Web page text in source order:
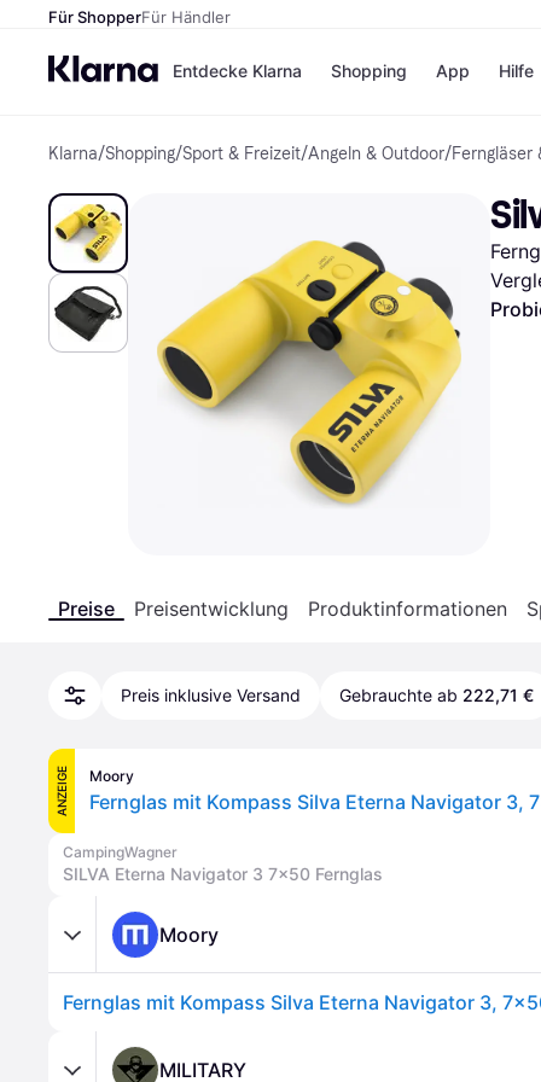
Für ShopperFür Händler
Entdecke Klarna
Zahlungsmethoden
Teilzahlungen
Bezahle in bis zu 30
Tagen
Ratenzahlung
Shopping
Shops
eBay
Temu
SHEIN
Alle Shops
App Hilfe
Klarna/Shopping/Sport & Freizeit/Angeln & Outdoor/Ferngläser
Preise Preisentwicklung Produktinformationen
Preis inklusive Versand Gebrauchte ab 222,71 €
ANZEIGE Moory
Fernglas mit Kompass Silva Eterna Navigator 3,
CampingWagner
SILVA Eterna Navigator 3 7x50 Fernglas
Moory
Fernglas mit Kompass Silva Eterna Navigator 3,
MILITARY